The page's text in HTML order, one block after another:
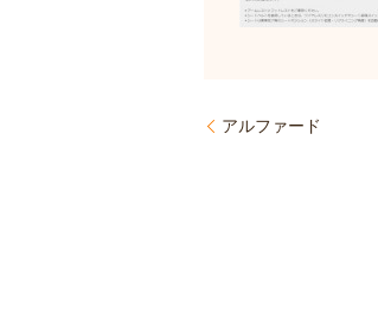
アルファード